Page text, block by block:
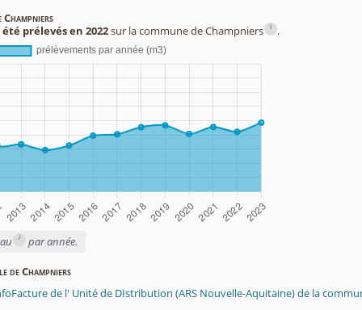
Champniers
prélevés en 2022sur la commune de Champniers i .
i par année.
de Champniers
de l' Unité de DIstribution (ARS Nouvelle-Aquitaine) de la